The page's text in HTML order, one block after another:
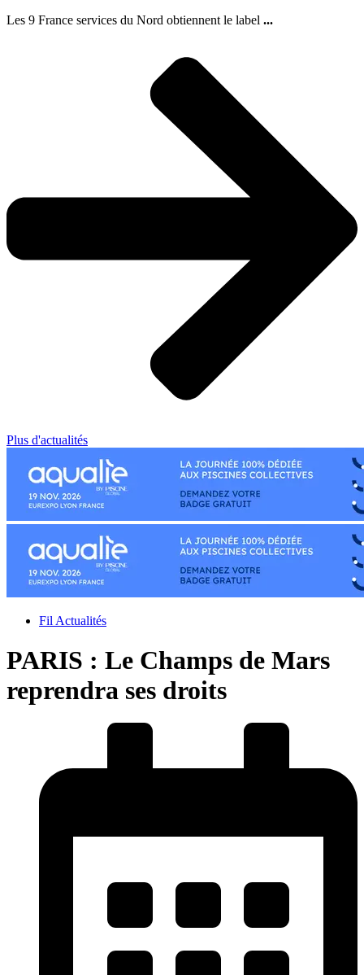
Les 9 France services du Nord obtiennent le label ...
Plus d'actualités
Fil Actualités
PARIS : Le Champs de Mars
reprendra ses droits